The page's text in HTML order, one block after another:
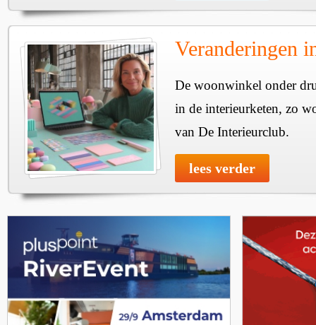
Veranderingen
De woonwinkel onder
in de interieurketen, zo
van De Interieurclub.
lees verder